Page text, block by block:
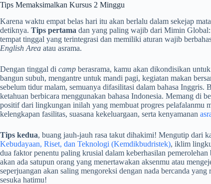
Tips Memaksimalkan Kursus 2 Minggu
Karena waktu empat belas hari itu akan berlalu dalam sekejap
detiknya. Tips pertama dan yang paling wajib dari Mimin Global:
tempat tinggal yang terintegrasi dan memiliki aturan wajib
English Area atau asrama.
Dengan tinggal di camp berasrama, kamu akan dikondisikan
bangun subuh, mengantre untuk mandi pagi, kegiatan makan
sebelum tidur malam, semuanya difasilitasi dalam bahasa
ketahuan berbicara menggunakan bahasa Indonesia. Memang di
positif dari lingkungan inilah yang membuat progres pelafalanmu
kelengkapan fasilitas, suasana kekeluargaan, serta kenyamanan
Tips kedua, buang jauh-jauh rasa takut dihakimi! Mengutip dari
Kebudayaan, Riset, dan Teknologi (Kemdikbudristek), iklim
dua faktor penentu paling krusial dalam keberhasilan
akan ada satupun orang yang menertawakan aksenmu atau
seperjuangan akan saling mengoreksi dengan nada bercanda
sesuka hatimu!